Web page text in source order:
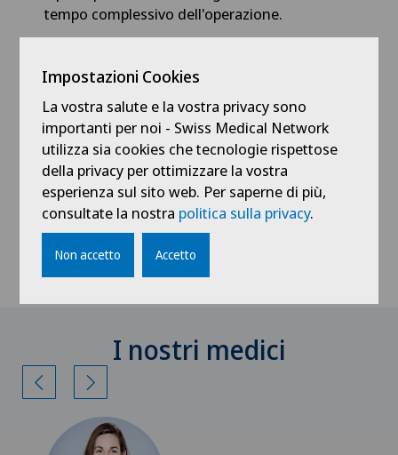
tempo complessivo dell'operazione.
nostri pazienti hanno la massima priorità e per
ultime tecnologie e promuoviamo la ricerca
per migliorare la vostra visione nella vita.
Per saperne di più sulla chirurgia
oculare laser
I nostri medici
Impostazioni Cookies
La vostra salute e la vostra privacy sono
importanti per noi - Swiss Medical Network
utilizza sia cookies che tecnologie rispettose
della privacy per ottimizzare la vostra
esperienza sul sito web. Per saperne di più,
consultate la nostra politica sulla privacy.
Non accetto Accetto